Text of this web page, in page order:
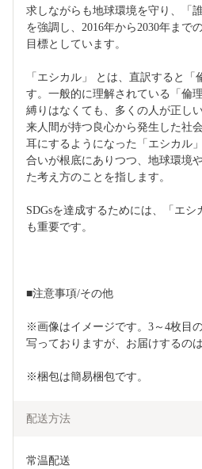
求しながらも地球環境を守り、「
を強調し、2016年から2030年まで
目標としています。
「エシカル」 とは、直訳すると
す。一般的に理解されている「倫
縛りはなくても、多くの人が正し
来人間が持つ良心から発生した社
耳にするようになった「エシカル
合いが根底にありつつ、地球環境
た考え方のことを指します。
SDGsを達成するためには、「エ
も重要です。
■注意事項/その他
※画像はイメージです。3～4枚目
写っておりますが、お届けするの
※梱包は簡易梱包です。
配送方法
常温配送